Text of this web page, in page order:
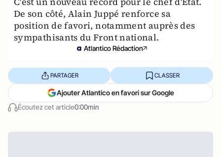
De son côté, Alain Juppé renforce sa
position de favori, notamment auprès des
sympathisants du Front national.
Atlantico Rédaction
Écoutez cet article0:00min
PARTAGER CLASSER
Ajouter Atlantico en favori sur Google